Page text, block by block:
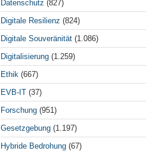
Datenschutz (827)
Digitale Resilienz (824)
Digitale Souveränität (1.086)
Digitalisierung (1.259)
Ethik (667)
EVB-IT (37)
Forschung (951)
Gesetzgebung (1.197)
Hybride Bedrohung (67)